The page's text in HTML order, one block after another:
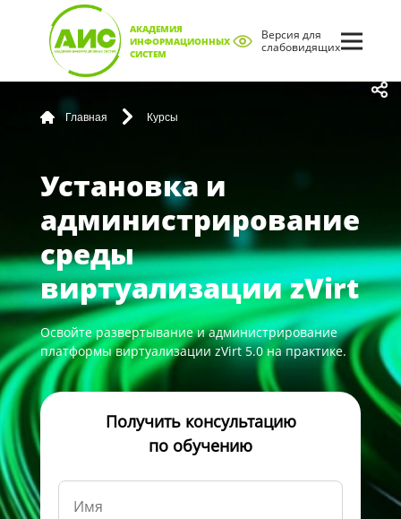
АКАДЕМИЯ
ИНФОРМАЦИОННЫХ
СИСТЕМ
Версия для
слабовидящих
Главная Курсы
Установка и
администрирование
среды
виртуализации zVirt
Освойте развертывание и администрирование
платформы виртуализации zVirt 5.0 на практике.
Получить консультацию
по обучению